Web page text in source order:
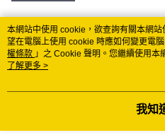
熱門標籤
本網站中使用 cookie，欲查詢有關本網
望在電腦上使用 cookie 時應如何變更電
權條款 」之 Cookie 聲明。您繼續使用本
用條款之 Cookie 聲明使用 cookie。
了解更多 >
我知